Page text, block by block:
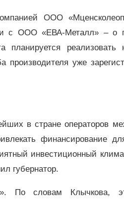
ООО
с ООО «ЕВА-Металл» – о
планируется реализовать
производителя уже
в стране операторов
финансирование
инвестиционный
губернатор.
По словам Клычкова,